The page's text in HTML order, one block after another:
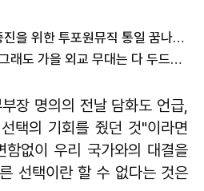
북한 아동·청소년 인권 증진을 위한 투포원뮤직 통일 꿈나무 희망음악회 개최
"북한 대화 거부할 것"…그래도 가을 외교 무대는 다 두드린다
장 명의의 전날 담화도 언급,
택의 기회를 줬던 것"이라면
없이 우리 국가와의 대결을
선택이란 할 수 없다는 것은